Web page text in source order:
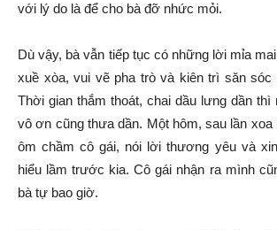
với lý do là để cho bà đỡ nhức mỏi.
Dù vậy, bà vẫn tiếp tục có những lời mỉa
xuề xòa, vui vẽ pha trò và kiên trì săn sóc
Thời gian thắm thoát, chai dầu lưng dần
vô ơn cũng thưa dần. Một hôm, sau lần
ôm chầm cô gái, nói lời thương yêu và
hiểu lầm trước kia. Cô gái nhận ra mình
bà tự bao giờ.